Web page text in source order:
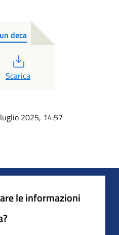
deca
Scarica
2025, 14:57
le informazioni